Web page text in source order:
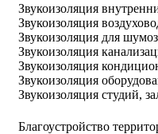
Звукоизоляция
Звукоизоляция
Звукоизоляция для
Звукоизоляция
Звукоизоляция
Звукоизоляция
Звукоизоляция студий,
Благоустройство